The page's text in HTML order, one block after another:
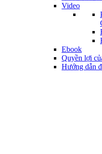
Video
Ebook
Quyền lợi
Hướng dẫn